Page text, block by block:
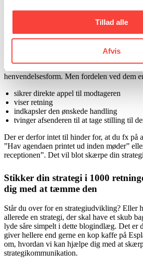
Tillad alle
Afvis
(blev der sagt!)
Og så lige en ekstra sproglig krølle på
bruge bydeformer i din
vi fra dagligdagen kender som fx hop, spis,
Nok kan de lyde en anelse kommanderende
henvendelsesform. Men fordelen ved dem
sikrer direkte appel til modtageren
viser retning
indkapsler den ønskede handling
tvinger afsenderen til at tage stilling til
Der er derfor intet til hinder for, at du fx på
”Hav agendaen printet ud inden møder”
receptionen”. Det vil blot skærpe din
Stikker din strategi i 1000
dig med at tæmme den
Står du over for en strategiudvikling? Eller
allerede en strategi, der skal have et skub
lyde såre simpelt i dette blogindlæg. Det er
giver hellere end gerne en kop kaffe på
om, hvordan vi kan hjælpe dig med at
strategikommunikation.